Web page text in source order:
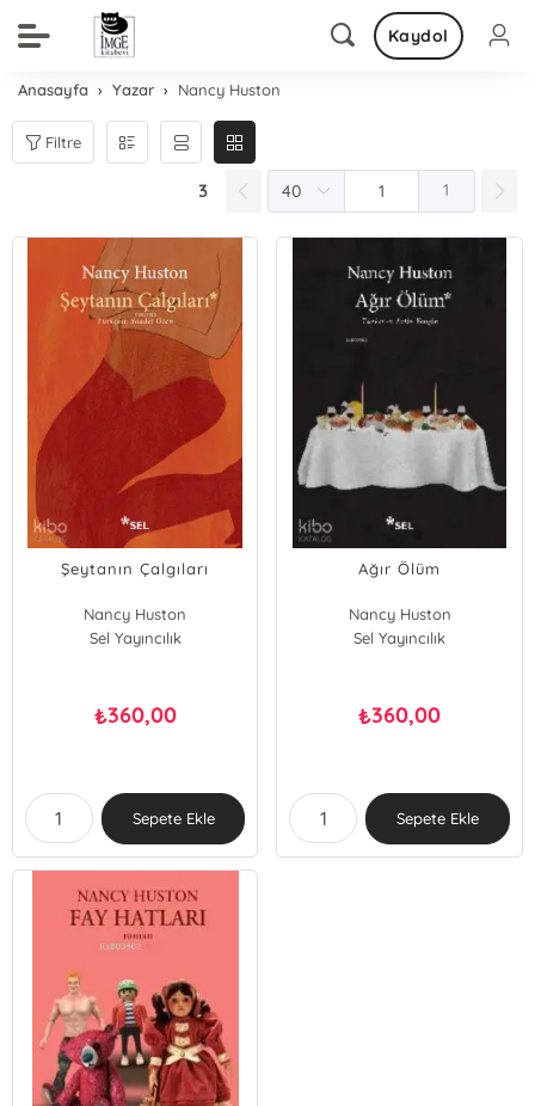
Kaydol
Anasayfa Yazar Nancy Huston
Filtre
3 1
Şeytanın Çalgıları
Nancy Huston
Sel Yayıncılık
₺360,00
Sepete Ekle
Ağır Ölüm
Nancy Huston
Sel Yayıncılık
₺360,00
Sepete Ekle